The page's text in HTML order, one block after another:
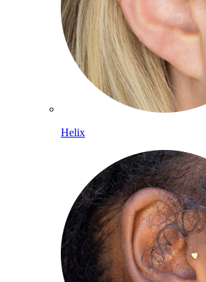
Helix